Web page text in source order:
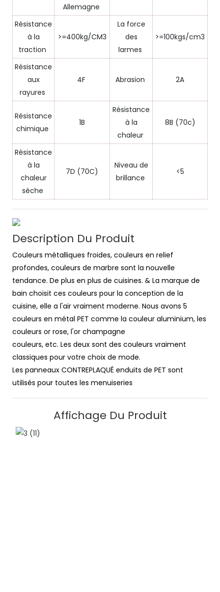
Allemagne
Résistance
à la
traction
>=400kg/CM3
La force
des
larmes
>=100kgs/cm3
Résistance
aux
rayures
4F Abrasion 2A
Résistance
chimique
1B
Résistance
à la
chaleur
8B (70c)
Résistance
à la
chaleur
sèche
7D (70C)
Niveau de
brillance
<5
Description Du Produit
Couleurs métalliques froides, couleurs en relief
profondes, couleurs de marbre sont la nouvelle
tendance. De plus en plus de cuisines. & La marque de
bain choisit ces couleurs pour la conception de la
cuisine, elle a l'air vraiment moderne. Nous avons 5
couleurs en métal PET comme la couleur aluminium, les
couleurs or rose, l'or champagne
couleurs, etc. Les deux sont des couleurs vraiment
classiques pour votre choix de mode.
Les panneaux CONTREPLAQUÉ enduits de PET sont
utilisés pour toutes les menuiseries
Affichage Du Produit